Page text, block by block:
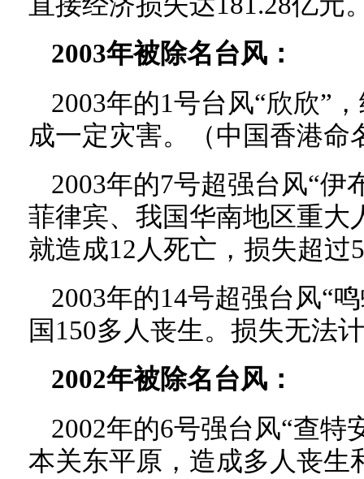
2003年被除名台风：
2003年的1号台风“欣欣”
成一定灾害。（中国香港命
2003年的7号超强台风“伊
菲律宾、我国华南地区重大
就造成12人死亡，损失超过
2003年的14号超强台风“
国150多人丧生。损失无法
2002年被除名台风：
2002年的6号强台风“查特
本关东平原，造成多人丧